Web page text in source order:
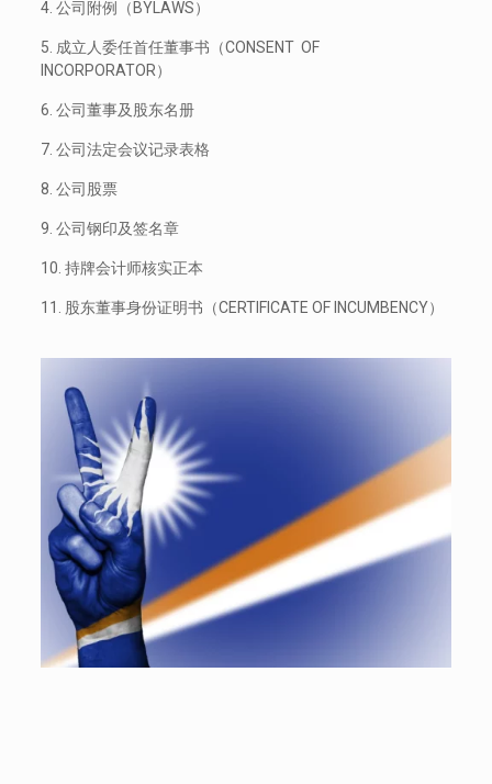
4. 公司附例（BYLAWS）
5. 成立人委任首任董事书（CONSENT OF
INCORPORATOR）
6. 公司董事及股东名册
7. 公司法定会议记录表格
8. 公司股票
9. 公司钢印及签名章
10. 持牌会计师核实正本
11. 股东董事身份证明书（CERTIFICATE OF INCUMBENCY）